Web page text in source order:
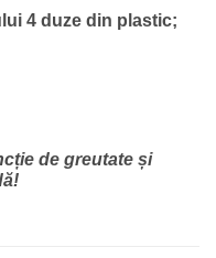
4 duze din plastic;
de greutate și